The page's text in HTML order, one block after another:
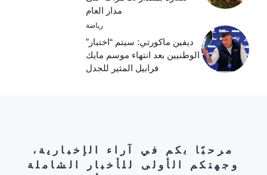
مدار العام
رياضة
ديفين ماكورتي: سيتم “اختبار”
الوطنيين بعد انتهاء موسم مايك
فرابيل المثير للجدل
مرحبًا بكم في آراء الإخبارية،
وجهتكم الأولى للأخبار الشاملة